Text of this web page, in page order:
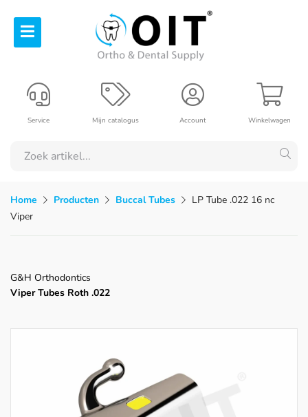
Winkelwagen
Account
Mijn catalogus
Service
Home Producten Buccal Tubes
LP Tube .022 16 nc
Viper
G&H Orthodontics
Viper Tubes Roth .022